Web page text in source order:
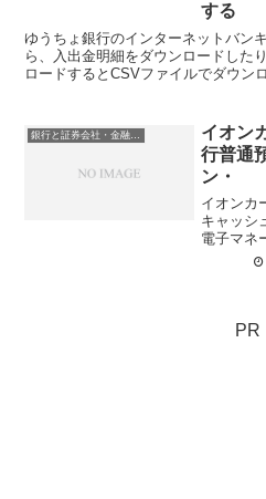
する
ゆうちょ銀行のインターネットバン
ら、入出金明細をダウンロードした
ロードするとCSVファイルでダウン
イオン
行普通
ン・
イオンカ
キャッシ
電子マネ
いたカ
クトを
PR